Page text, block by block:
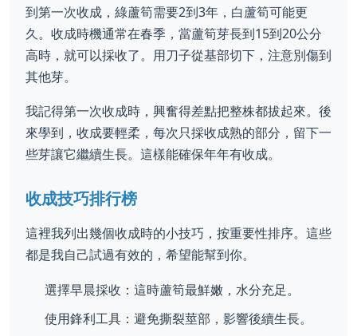
到第一次收成，綠蘆筍需要2到3年，白蘆筍可能更
久。收成時機通常在春季，當蘆筍芽長到15到20公分
高時，就可以採收了。用刀子從基部切下，注意別傷到
其他芽。
我記得第一次收成時，興奮得差點把整株都拔起來。後
來學到，收成要輕柔，每次只採收成熟的部分，留下一
些芽讓它繼續生長。這樣能確保年年有收成。
收成技巧排行榜
這裡我列出幾個收成時的小技巧，按重要性排序。這些
都是我自己試過有效的，希望能幫到你。
選擇早晨採收：這時蘆筍最鮮嫩，水分充足。
使用鋒利工具：避免撕裂莖部，影響後續生長。